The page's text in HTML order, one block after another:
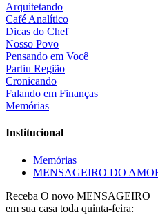
Arquitetando
Café Analítico
Dicas do Chef
Nosso Povo
Pensando em Você
Partiu Região
Cronicando
Falando em Finanças
Memórias
Institucional
Memórias
MENSAGEIRO DO
Receba O novo MENSAGEIRO
em sua casa toda quinta-feira: